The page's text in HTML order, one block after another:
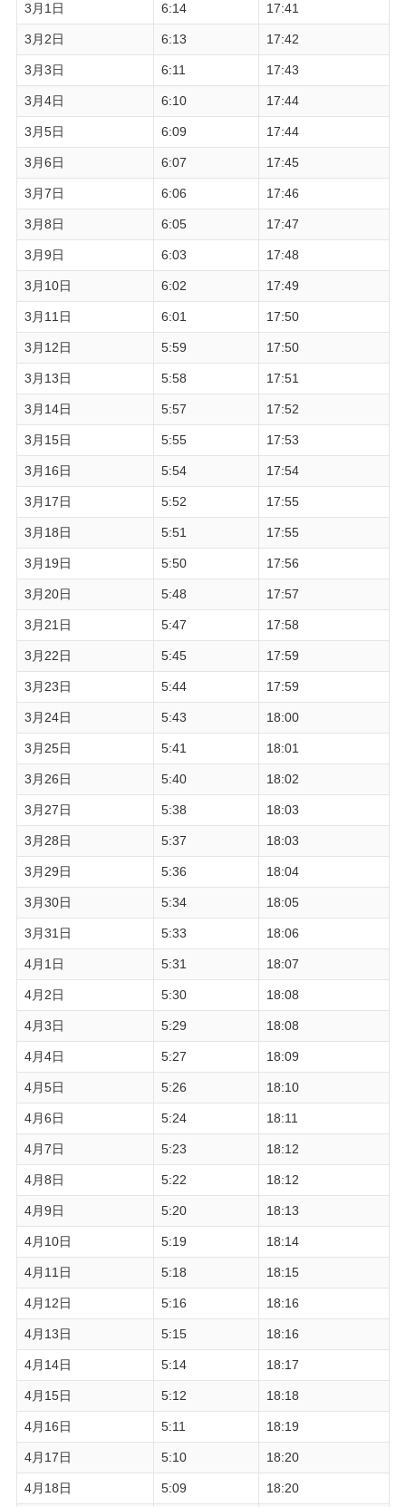
3月1日 6:14 17:41
3月2日 6:13 17:42
3月3日 6:11 17:43
3月4日 6:10 17:44
3月5日 6:09 17:44
3月6日 6:07 17:45
3月7日 6:06 17:46
3月8日 6:05 17:47
3月9日 6:03 17:48
3月10日 6:02 17:49
3月11日 6:01 17:50
3月12日 5:59 17:50
3月13日 5:58 17:51
3月14日 5:57 17:52
3月15日 5:55 17:53
3月16日 5:54 17:54
3月17日 5:52 17:55
3月18日 5:51 17:55
3月19日 5:50 17:56
3月20日 5:48 17:57
3月21日 5:47 17:58
3月22日 5:45 17:59
3月23日 5:44 17:59
3月24日 5:43 18:00
3月25日 5:41 18:01
3月26日 5:40 18:02
3月27日 5:38 18:03
3月28日 5:37 18:03
3月29日 5:36 18:04
3月30日 5:34 18:05
3月31日 5:33 18:06
4月1日 5:31 18:07
4月2日 5:30 18:08
4月3日 5:29 18:08
4月4日 5:27 18:09
4月5日 5:26 18:10
4月6日 5:24 18:11
4月7日 5:23 18:12
4月8日 5:22 18:12
4月9日 5:20 18:13
4月10日 5:19 18:14
4月11日 5:18 18:15
4月12日 5:16 18:16
4月13日 5:15 18:16
4月14日 5:14 18:17
4月15日 5:12 18:18
4月16日 5:11 18:19
4月17日 5:10 18:20
4月18日 5:09 18:20